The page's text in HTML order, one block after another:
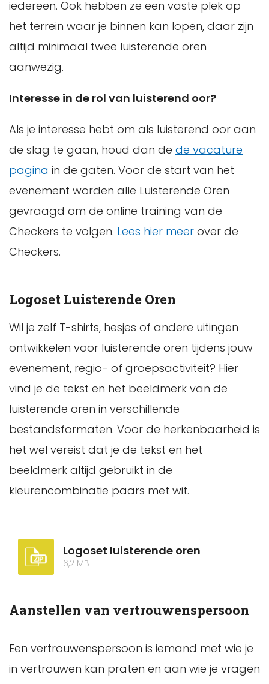
iedereen. Ook hebben ze een vaste plek op
het terrein waar je binnen kan lopen, daar zijn
altijd minimaal twee luisterende oren
aanwezig.
Interesse in de rol van luisterend oor?
Als je interesse hebt om als luisterend oor aan
de slag te gaan, houd dan de de vacature
pagina in de gaten. Voor de start van het
evenement worden alle Luisterende Oren
gevraagd om de online training van de
Checkers te volgen. Lees hier meer over de
Checkers.
Logoset Luisterende Oren
Wil je zelf T-shirts, hesjes of andere uitingen
ontwikkelen voor luisterende oren tijdens jouw
evenement, regio- of groepsactiviteit? Hier
vind je de tekst en het beeldmerk van de
luisterende oren in verschillende
bestandsformaten. Voor de herkenbaarheid is
het wel vereist dat je de tekst en het
beeldmerk altijd gebruikt in de
kleurencombinatie paars met wit.
Logoset luisterende oren
6,2 MB
Aanstellen van vertrouwenspersoon
Een vertrouwenspersoon is iemand met wie je
in vertrouwen kan praten en aan wie je vragen